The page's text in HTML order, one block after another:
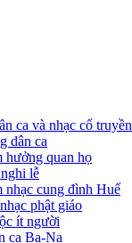
ca và nhạc cổ truyền
dân ca
hưởng quan họ
lễ
nhạc cung đình Huế
phật giáo
ít người
ca Ba-Na